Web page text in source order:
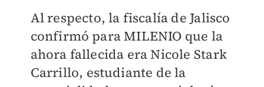
Al respecto, la fiscalía de Jalisco
confirmó para MILENIO que la
ahora fallecida era Nicole Stark
Carrillo, estudiante de la